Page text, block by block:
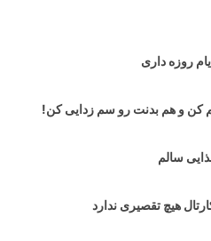
روزه داری
هیچ تقصیری ندارد